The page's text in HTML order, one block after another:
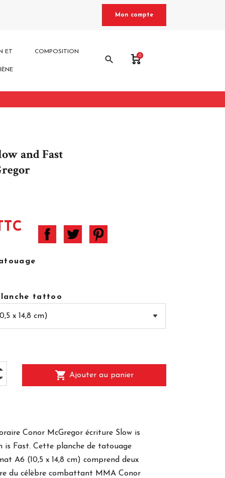
Mon compte
ET COMPOSITION
search 0
and Fast
tattoo
shopping_cart Ajouter au panier
Conor McGregor écriture Slow is
is Fast. Cette planche de tatouage
A6 (10,5 x 14,8 cm) comprend deux
du célèbre combattant MMA Conor